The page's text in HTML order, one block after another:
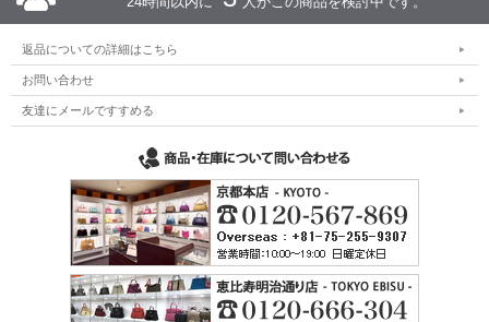
返品についての詳細はこちら
お問い合わせ
友達にメールですすめる